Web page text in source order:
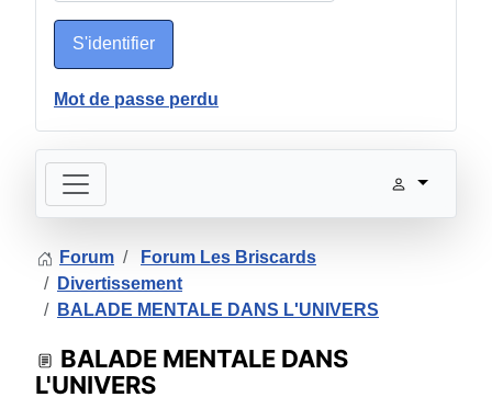
S'identifier
Mot de passe perdu
Forum
Forum Les Briscards
Divertissement
BALADE MENTALE DANS L'UNIVERS
BALADE MENTALE DANS
L'UNIVERS